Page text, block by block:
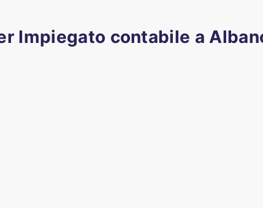
Impiegato contabile a